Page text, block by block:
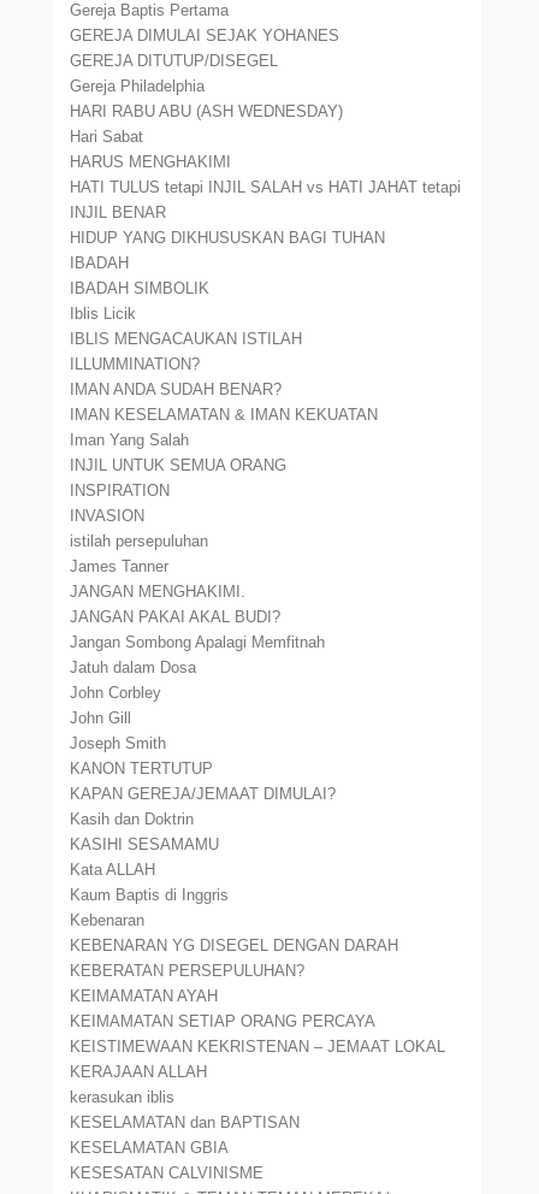
Gereja Baptis Pertama
GEREJA DIMULAI SEJAK YOHANES
GEREJA DITUTUP/DISEGEL
Gereja Philadelphia
HARI RABU ABU (ASH WEDNESDAY)
Hari Sabat
HARUS MENGHAKIMI
HATI TULUS tetapi INJIL SALAH vs HATI JAHAT tetapi
INJIL BENAR
HIDUP YANG DIKHUSUSKAN BAGI TUHAN
IBADAH
IBADAH SIMBOLIK
Iblis Licik
IBLIS MENGACAUKAN ISTILAH
ILLUMMINATION?
IMAN ANDA SUDAH BENAR?
IMAN KESELAMATAN & IMAN KEKUATAN
Iman Yang Salah
INJIL UNTUK SEMUA ORANG
INSPIRATION
INVASION
istilah persepuluhan
James Tanner
JANGAN MENGHAKIMI.
JANGAN PAKAI AKAL BUDI?
Jangan Sombong Apalagi Memfitnah
Jatuh dalam Dosa
John Corbley
John Gill
Joseph Smith
KANON TERTUTUP
KAPAN GEREJA/JEMAAT DIMULAI?
Kasih dan Doktrin
KASIHI SESAMAMU
Kata ALLAH
Kaum Baptis di Inggris
Kebenaran
KEBENARAN YG DISEGEL DENGAN DARAH
KEBERATAN PERSEPULUHAN?
KEIMAMATAN AYAH
KEIMAMATAN SETIAP ORANG PERCAYA
KEISTIMEWAAN KEKRISTENAN – JEMAAT LOKAL
KERAJAAN ALLAH
kerasukan iblis
KESELAMATAN dan BAPTISAN
KESELAMATAN GBIA
KESESATAN CALVINISME